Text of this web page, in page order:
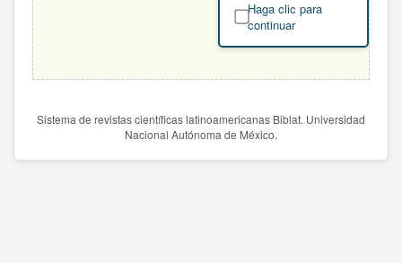
Haga clic para
continuar
Sistema de revistas científicas latinoamericanas Biblat. Universidad
Nacional Autónoma de México.